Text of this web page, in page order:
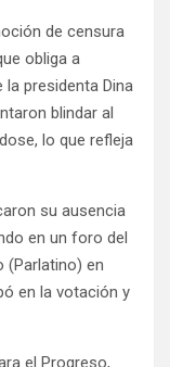
de censura
obliga a
presidenta Dina
blindar al
lo que refleja
su ausencia
en un foro del
(Parlatino) en
en la votación y
el Progreso,